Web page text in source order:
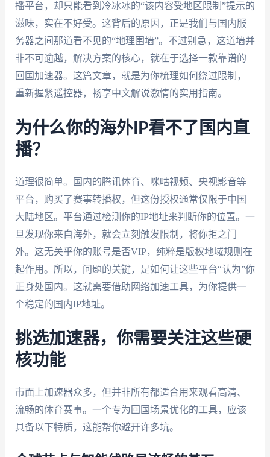
播平台，却只能看到冷冰冰的“该内容受地区限制”提示的
滋味，实在不好受。这背后的原因，正是我们与国内服
务器之间那道看不见的“地理围墙”。不过别急，这道墙并
非不可逾越，解决方案的核心，就在于选择一款靠谱的
回国加速器。这篇文章，就是为你梳理如何绕过限制，
重新握紧遥控器，畅享中文解说激情的实用指南。
为什么你的海外IP看不了国内直
播？
道理很简单。国内的腾讯体育、咪咕视频、央视影音等
平台，购买了赛事转播权，但这份授权通常仅限于中国
大陆地区。平台通过检测你的IP地址来判断你的位置。一
旦发现你来自海外，就会立刻触发限制，将你拒之门
外。这无关乎你的账号是否VIP，纯粹是版权地域规则在
起作用。所以，问题的关键，是如何让这些平台“认为”你
正身处国内。这就需要借助网络加速工具，为你提供一
个稳定的国内IP地址。
挑选加速器，你需要关注这些硬
核功能
市面上加速器众多，但并非所有都适合用来观看高清、
流畅的体育赛事。一个专为回国场景优化的工具，应该
具备以下特质，这能帮你避开许多坑。